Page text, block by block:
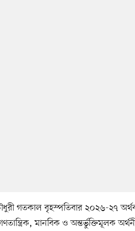
গতকাল বৃহস্পতিবার ২০২৬-২৭
মানবিক ও অন্তর্ভুক্তিমূলক